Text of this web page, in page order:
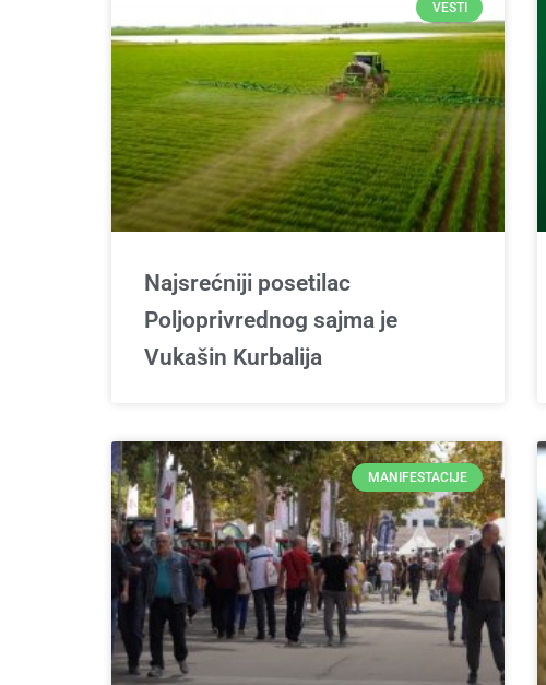
VESTI
Najsrećniji posetilac
Poljoprivrednog sajma je
Vukašin Kurbalija
MANIFESTACIJE